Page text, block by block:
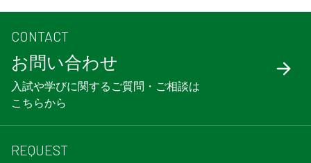
CONTACT
お問い合わせ
入試や学びに関するご質問・ご相談は
こちらから
REQUEST